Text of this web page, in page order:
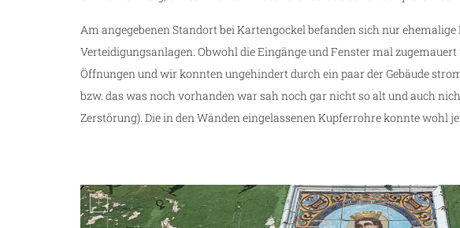
Am angegebenen Standort bei Kartengockel befanden sich nur ehemalige
Verteidigungsanlagen. Obwohl die Eingänge und Fenster mal
Öffnungen und wir konnten ungehindert durch ein paar der Gebäude
bzw. das was noch vorhanden war sah noch gar nicht so alt und auch
Zerstörung). Die in den Wänden eingelassenen Kupferrohre konnte wohl